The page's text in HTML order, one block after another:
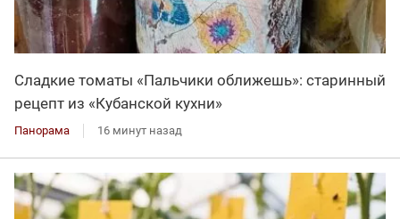
Сладкие томаты «Пальчики оближешь»: старинный
рецепт из «Кубанской кухни»
Панорама 16 минут назад